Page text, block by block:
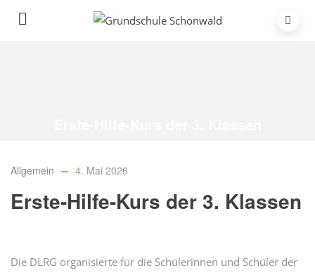
Allgemein 4. Mai 2026
Erste-Hilfe-Kurs der 3. Klassen
Die DLRG organisierte für die Schülerinnen und Schüler der